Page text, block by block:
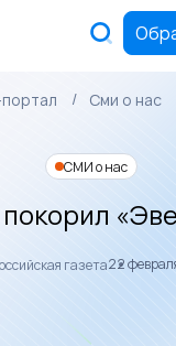
Сми о нас
СМИ о нас
газета22